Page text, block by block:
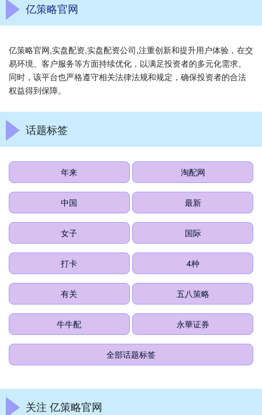
亿策略官网
亿策略官网,实盘配资,实盘配资公司,注重创新和提升用户体验，在交
易环境、客户服务等方面持续优化，以满足投资者的多元化需求。
同时，该平台也严格遵守相关法律法规和规定，确保投资者的合法
权益得到保障。
话题标签
年来 淘配网
中国 最新
女子 国际
打卡 4种
有关 五八策略
牛牛配 永華证券
全部话题标签
关注 亿策略官网